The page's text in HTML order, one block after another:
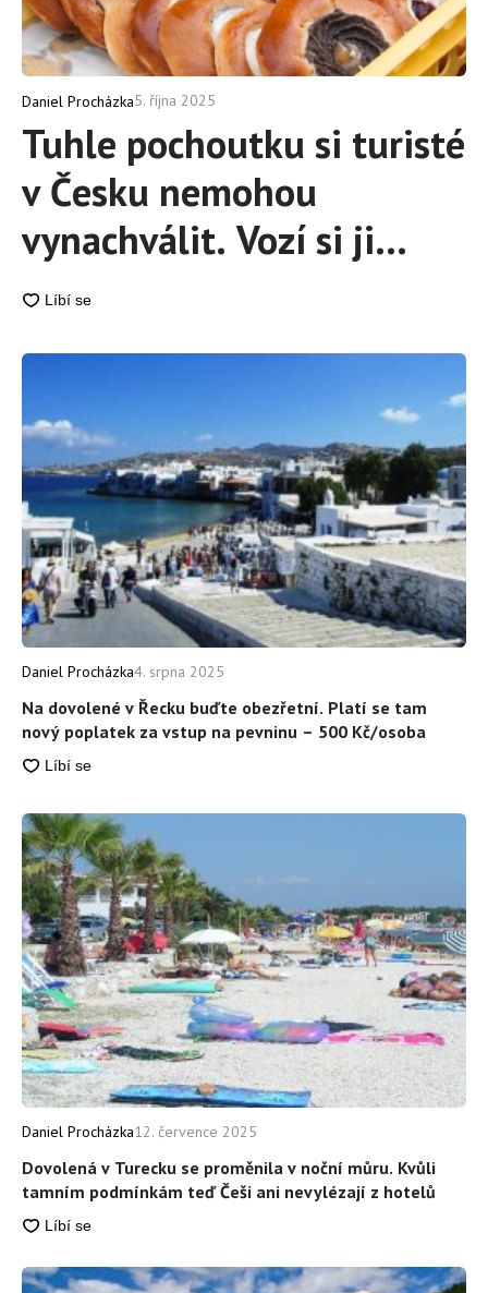
Daniel Procházka5. října 2025
Tuhle pochoutku si turisté
v Česku nemohou
vynachválit. Vozí si ji
domů po kilech, my si na
nevzpomeneme
Na dovolené v Řecku buďte obezřetní. Platí se tam
nový poplatek za vstup na pevninu – 500 Kč/osoba
Daniel Procházka4. srpna 2025
Dovolená v Turecku se proměnila v noční můru. Kvůli
tamním podmínkám teď Češi ani nevylézají z hotelů
Daniel Procházka12. července 2025